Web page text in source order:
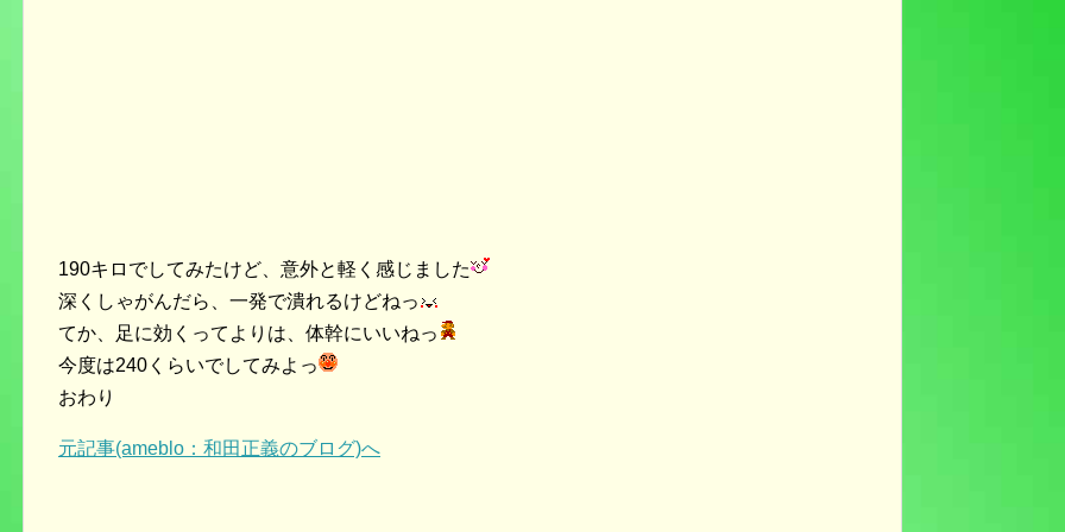
190キロでしてみたけど、意外と軽く感じました
深くしゃがんだら、一発で潰れるけどねっ
てか、足に効くってよりは、体幹にいいねっ
今度は240くらいでしてみよっ
おわり
元記事(ameblo：和田正義のブログ)へ